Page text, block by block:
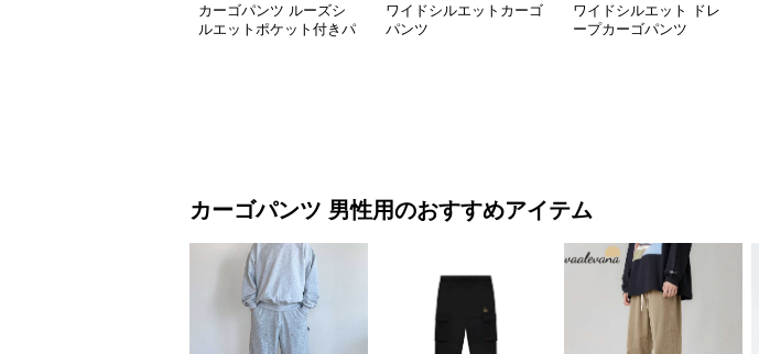
カーゴパンツ ルーズシ
ルエットポケット付きパ
ワイドシルエットカーゴ
パンツ
ワイドシルエット ドレ
ープカーゴパンツ
カーゴパンツ 男性用のおすすめアイテム